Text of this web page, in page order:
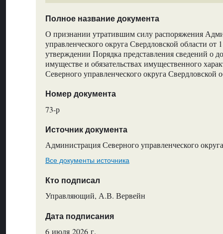
Полное название документа
О признании утратившим силу распоряжения
управленческого округа Свердловской области
утверждении Порядка представления сведений о
имуществе и обязательствах имущественного
Северного управленческого округа Свердловской
Номер документа
73-р
Источник документа
Администрация Северного управленческого
Все документы источника
Кто подписал
Управляющий, А.В. Вервейн
Дата подписания
6 июля 2026 г.